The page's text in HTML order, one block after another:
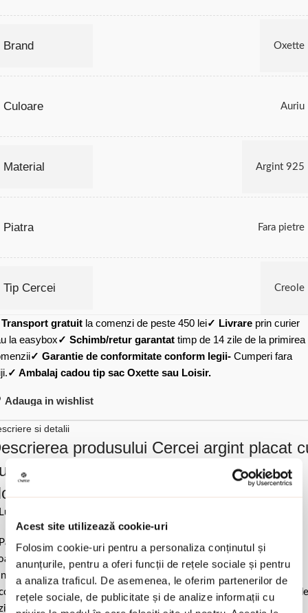
Acest site utilizează cookie-uri
Folosim cookie-uri pentru a personaliza conținutul și
anunțurile, pentru a oferi funcții de rețele sociale și pentru
a analiza traficul. De asemenea, le oferim partenerilor de
rețele sociale, de publicitate și de analize informații cu
Brand Oxette
Culoare Auriu
Material Argint 925
Piatra Fara pietre
Tip Cercei Creole
Transport gratuit la comenzi de peste 450 lei✓ Livrare prin curier
la easybox✓ Schimb/retur garantat timp de 14 zile de la primirea
✓ Garantie de conformitate conform legii- Cumperi fara
✓ Ambalaj cadou tip sac Oxette sau Loisir.
Adauga in wishlist
si detalii
produsului Cercei argint placat
galben de 18 K cu surub ondulati
3 cm.
bijuteria in ambalajul original sau intr-un saculet de catifea
pentru a evita frecarea sau lovirea de alte materiale. Evitati
cu apa si produsele cosmetice. Dupa fiecare purtare este
sa o lustruiti cu o laveta curata pentru a evita depunerea de